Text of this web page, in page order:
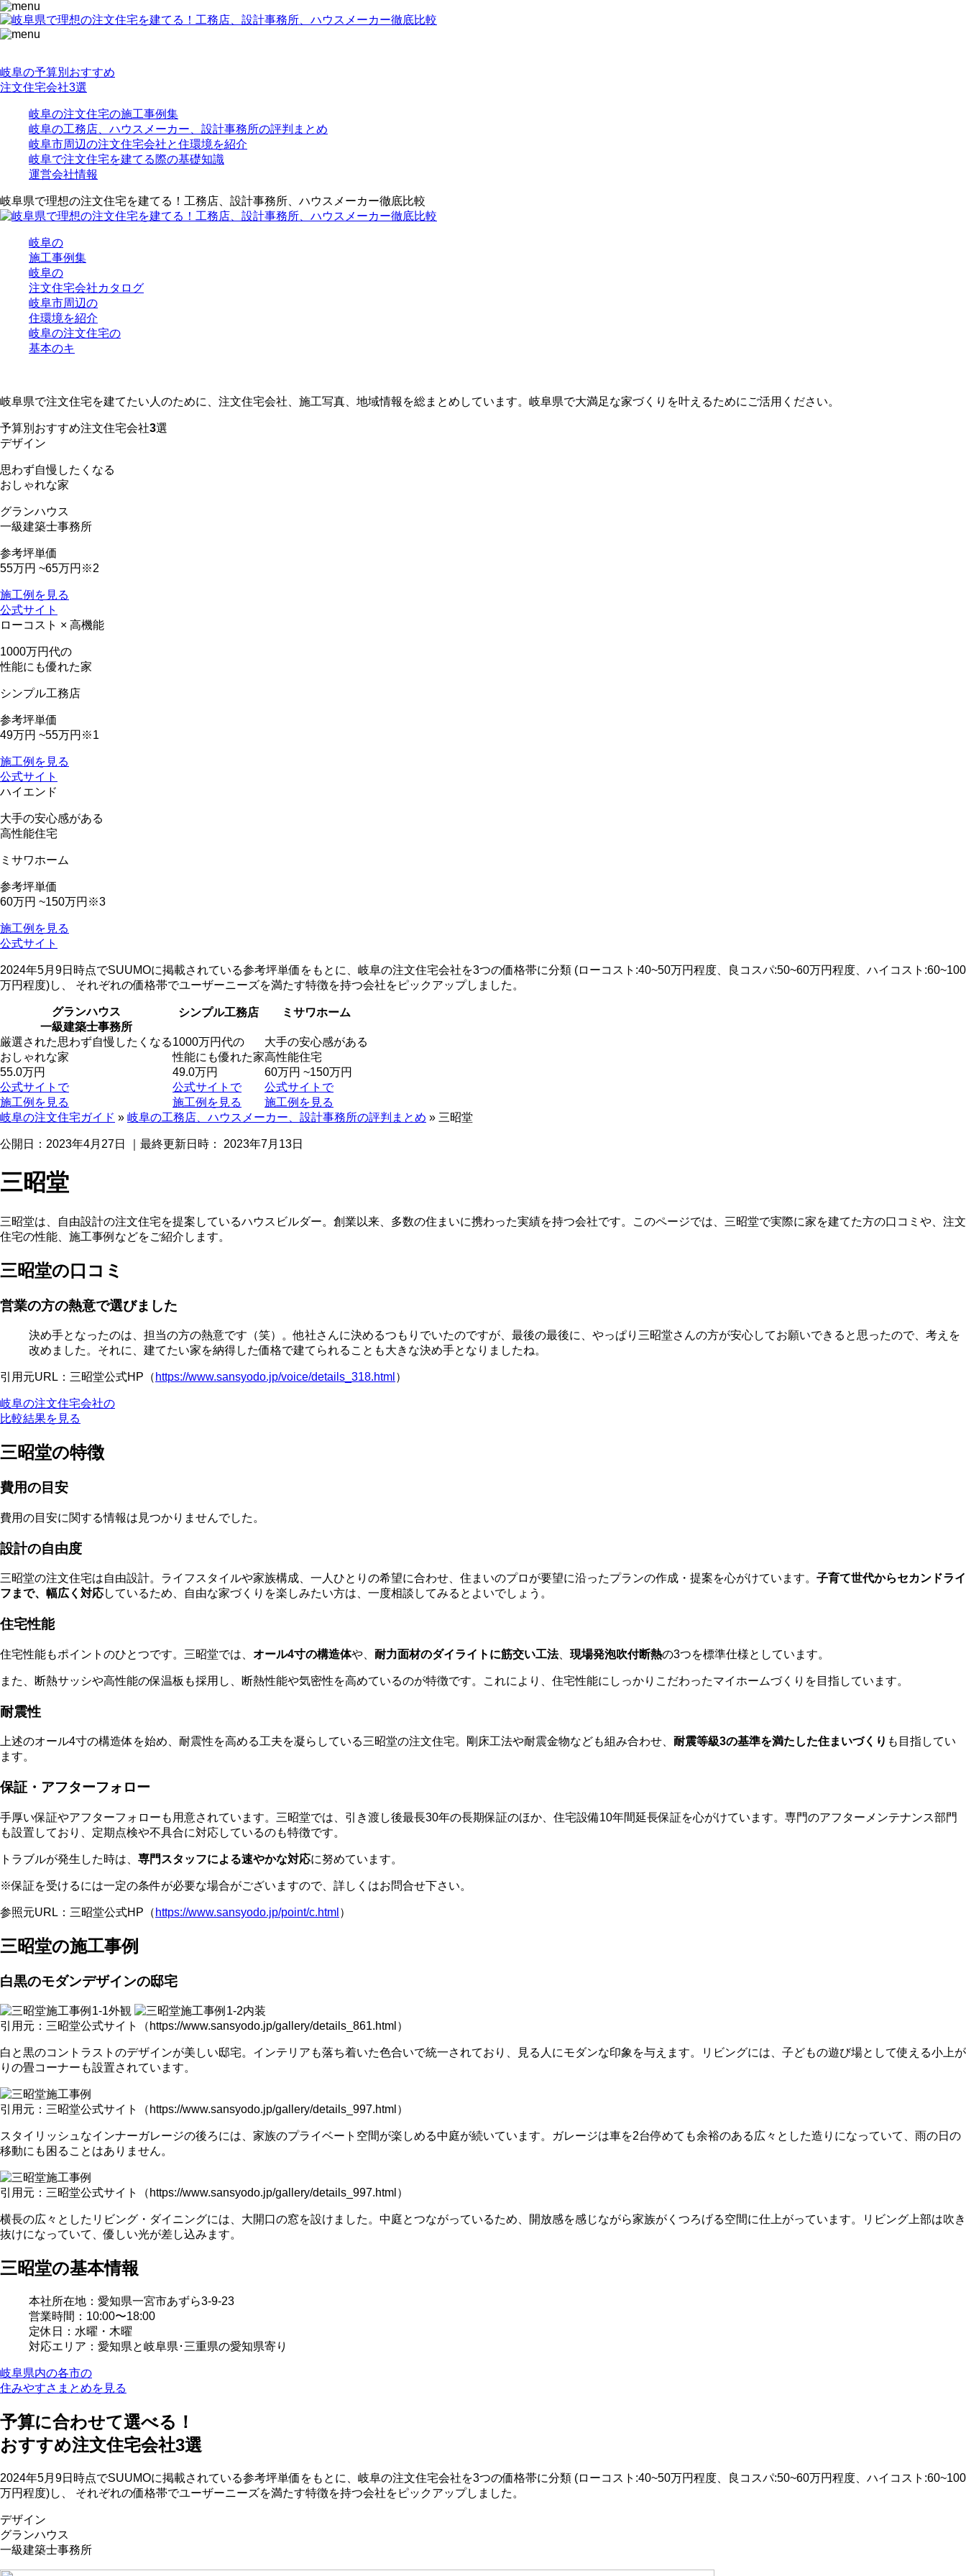
岐阜の予算別おすすめ
注文住宅会社3選
岐阜の注文住宅の施工事例集
岐阜の工務店、ハウスメーカー、設計事務所の評判まとめ
岐阜市周辺の注文住宅会社と住環境を紹介
岐阜で注文住宅を建てる際の基礎知識
運営会社情報
岐阜県で理想の注文住宅を建てる！工務店、設計事務所、ハウスメーカー徹底比較
岐阜の
施工事例集
岐阜の
注文住宅会社カタログ
岐阜市周辺の
住環境を紹介
岐阜の注文住宅の
基本のキ
岐阜県で注文住宅を建てたい人のために、注文住宅会社、施工写真、地域情報を総まとめしています。岐阜県で大満足な家づくりを叶えるためにご活用ください。
予算別おすすめ注文住宅会社3選
デザイン
思わず自慢したくなる
おしゃれな家
グランハウス
一級建築士事務所
参考坪単価
55万円 ~65万円 ※2
施工例を見る
公式サイト
ローコスト × 高機能
1000万円代の
性能にも優れた家
シンプル工務店
参考坪単価
49万円 ~55万円 ※1
施工例を見る
公式サイト
ハイエンド
大手の安心感がある
高性能住宅
ミサワホーム
参考坪単価
60万円 ~150万円 ※3
施工例を見る
公式サイト
2024年5月9日時点でSUUMOに掲載されている参考坪単価をもとに、岐阜の注文住宅会社を3つの価格帯に分類 (ローコスト:40~50万円程度、良コスパ:50~60万円程度、ハイコスト:60~100
万円程度)し、 それぞれの価格帯でユーザーニーズを満たす特徴を持つ会社をピックアップしました。
グランハウス
一級建築士事務所
シンプル工務店 ミサワホーム
厳選された思わず自慢したくなる
おしゃれな家
1000万円代の
性能にも優れた家
大手の安心感がある
高性能住宅
55.0万円
49.0万円
60万円 ~150万円
公式サイトで
施工例を見る
公式サイトで
施工例を見る
公式サイトで
施工例を見る
岐阜の注文住宅ガイド » 岐阜の工務店、ハウスメーカー、設計事務所の評判まとめ » 三昭堂
公開日： 2023年4月27日 ｜最終更新日時： 2023年7月13日
三昭堂
三昭堂は、自由設計の注文住宅を提案しているハウスビルダー。創業以来、多数の住まいに携わった実績を持つ会社です。このページでは、三昭堂で実際に家を建てた方の口コミや、注文
住宅の性能、施工事例などをご紹介します。
三昭堂の口コミ
営業の方の熱意で選びました
決め手となったのは、担当の方の熱意です（笑）。他社さんに決めるつもりでいたのですが、最後の最後に、やっぱり三昭堂さんの方が安心してお願いできると思ったので、考えを
改めました。それに、建てたい家を納得した価格で建てられることも大きな決め手となりましたね。
引用元URL：三昭堂公式HP（ https://www.sansyodo.jp/voice/details_318.html ）
岐阜の注文住宅会社の
比較結果を見る
三昭堂の特徴
費用の目安
費用の目安に関する情報は見つかりませんでした。
設計の自由度
三昭堂の注文住宅は自由設計。ライフスタイルや家族構成、一人ひとりの希望に合わせ、住まいのプロが要望に沿ったプランの作成・提案を心がけています。 子育て世代からセカンドライ
フまで、幅広く対応しているため、自由な家づくりを楽しみたい方は、一度相談してみるとよいでしょう。
住宅性能
住宅性能もポイントのひとつです。三昭堂では、 オール4寸の構造体や、 耐力面材のダイライトに筋交い工法、 現場発泡吹付断熱の3つを標準仕様としています。
また、断熱サッシや高性能の保温板も採用し、断熱性能や気密性を高めているのが特徴です。これにより、住宅性能にしっかりこだわったマイホームづくりを目指しています。
耐震性
上述のオール4寸の構造体を始め、耐震性を高める工夫を凝らしている三昭堂の注文住宅。剛床工法や耐震金物なども組み合わせ、 耐震等級3の基準を満たした住まいづくり も目指してい
ます。
保証・アフターフォロー
手厚い保証やアフターフォローも用意されています。三昭堂では、引き渡し後最長30年の長期保証のほか、住宅設備10年間延長保証を心がけています。専門のアフターメンテナンス部門
も設置しており、定期点検や不具合に対応しているのも特徴です。
トラブルが発生した時は、 専門スタッフによる速やかな対応に努めています。
※保証を受けるには一定の条件が必要な場合がございますので、詳しくはお問合せ下さい。
参照元URL：三昭堂公式HP（ https://www.sansyodo.jp/point/c.html ）
三昭堂の施工事例
白黒のモダンデザインの邸宅
引用元：三昭堂公式サイト（https://www.sansyodo.jp/gallery/details_861.html）
白と黒のコントラストのデザインが美しい邸宅。インテリアも落ち着いた色合いで統一されており、見る人にモダンな印象を与えます。リビングには、子どもの遊び場として使える小上が
りの畳コーナーも設置されています。
引用元：三昭堂公式サイト（https://www.sansyodo.jp/gallery/details_997.html）
スタイリッシュなインナーガレージの後ろには、家族のプライベート空間が楽しめる中庭が続いています。ガレージは車を2台停めても余裕のある広々とした造りになっていて、雨の日の
移動にも困ることはありません。
引用元：三昭堂公式サイト（https://www.sansyodo.jp/gallery/details_997.html）
横長の広々としたリビング・ダイニングには、大開口の窓を設けました。中庭とつながっているため、開放感を感じながら家族がくつろげる空間に仕上がっています。リビング上部は吹き
抜けになっていて、優しい光が差し込みます。
三昭堂の基本情報
本社所在地：愛知県一宮市あずら3-9-23
営業時間：10:00〜18:00
定休日：水曜・木曜
対応エリア：愛知県と岐阜県･三重県の愛知県寄り
岐阜県内の各市の
住みやすさまとめを見る
予算に合わせて選べる！
おすすめ注文住宅会社3選
2024年5月9日時点でSUUMOに掲載されている参考坪単価をもとに、岐阜の注文住宅会社を3つの価格帯に分類 (ローコスト:40~50万円程度、良コスパ:50~60万円程度、ハイコスト:60~100
万円程度)し、 それぞれの価格帯でユーザーニーズを満たす特徴を持つ会社をピックアップしました。
デザイン
グランハウス
一級建築士事務所